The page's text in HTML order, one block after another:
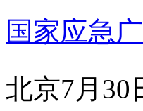
国家应急
北京7月30